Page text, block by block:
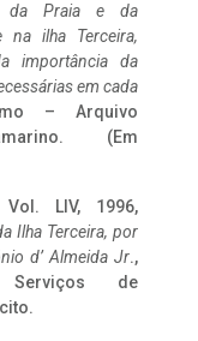
da Praia e da
na ilha Terceira,
importância da
em cada
– Arquivo
(Em
LIV, 1996,
Ilha Terceira, por
d’ Almeida Jr.,
de